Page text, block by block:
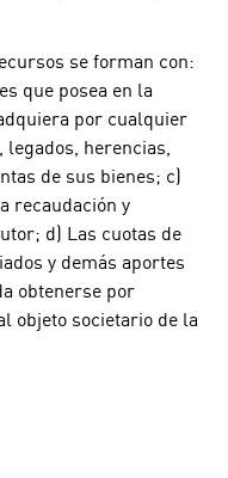
se forman con:
que posea en la
por cualquier
herencias,
de sus bienes; c)
recaudación y
d) Las cuotas de
y demás aportes
obtenerse por
objeto societario de la